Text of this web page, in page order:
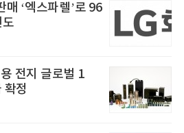
매 ‘엑스파렐’로 96
도
전지 글로벌 1
정